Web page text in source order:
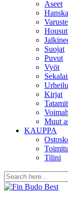
Aseet
Suojat
Puvut
Vyöt
Kirjat
Tatamit
Muut
KAUPPA
Tilini